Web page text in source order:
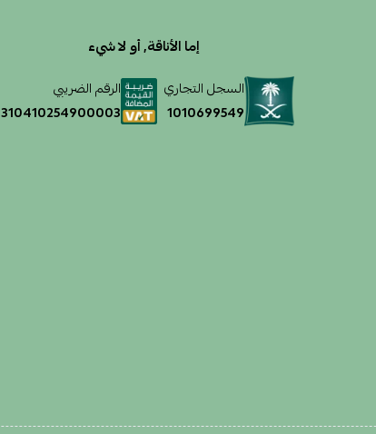
إما الأناقة, أو لا شيء
السجل التجاري
1010699549
الرقم الضريبي
310410254900003